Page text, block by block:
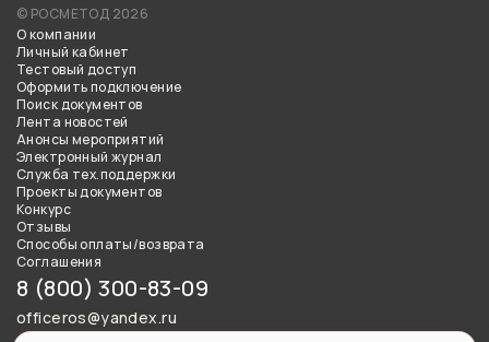
© РОСМЕТОД 2026
О компании
Личный кабинет
Тестовый доступ
Оформить подключение
Поиск документов
Лента новостей
Анонсы мероприятий
Электронный журнал
Служба тех.поддержки
Проекты документов
Конкурс
Отзывы
Способы оплаты/возврата
Соглашения
8 (800) 300-83-09
officeros@yandex.ru